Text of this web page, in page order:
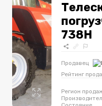
738H
Продавец
Рейтинг
Регион